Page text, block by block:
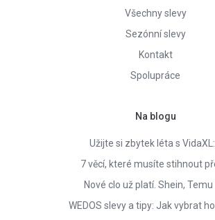
Všechny slevy
Sezónní slevy
Kontakt
Spolupráce
Na blogu
Užijte si zbytek léta s VidaXL:…
7 věcí, které musíte stihnout
Nové clo už platí. Shein, Temu
WEDOS slevy a tipy: Jak vybrat